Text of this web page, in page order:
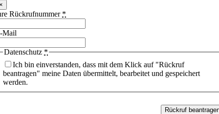
Rückrufnummer *
Mail
Datenschutz *
Ich bin einverstanden, dass mit dem Klick auf "Rückruf
beantragen" meine Daten übermittelt, bearbeitet und gespeichert
werden.
Rückruf